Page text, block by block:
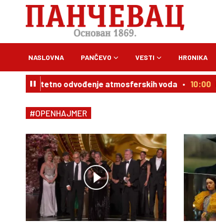
NASLOVNA PANČEVO VESTI HRONIKA
Za kvalitetno odvođenje atmosferskih voda 10:00
#OPENHAJMER